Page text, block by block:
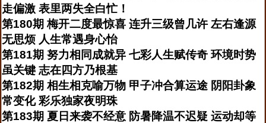
走偏激 表里两失全白忙！
第180期 梅开二度最惊喜 连升三级曾几许 左右逢源
无思烦 人生常遇身心怡
第181期 努力相同成就异 七彩人生赋传奇 环境时势
虽关键 志在四方乃根基
第182期 相生相克喻万物 甲子冲合算运途 阴阳卦象
常变化 彩乐独家夜明珠
第183期 夏日来袭不经意 防暑降温不迟疑 运动却等